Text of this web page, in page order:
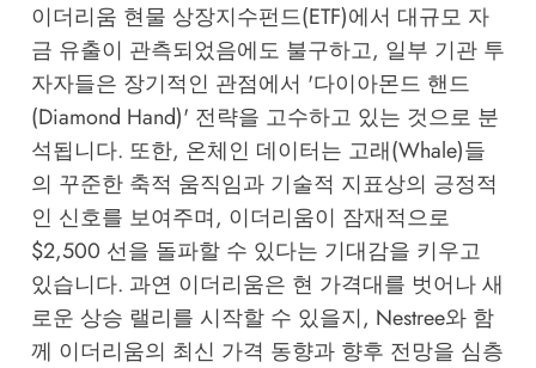
이더리움 현물 상장지수펀드(ETF)에서 대규모 자
금 유출이 관측되었음에도 불구하고, 일부 기관 투
자자들은 장기적인 관점에서 '다이아몬드 핸드
(Diamond Hand)' 전략을 고수하고 있는 것으로 분
석됩니다. 또한, 온체인 데이터는 고래(Whale)들
의 꾸준한 축적 움직임과 기술적 지표상의 긍정적
인 신호를 보여주며, 이더리움이 잠재적으로
$2,500 선을 돌파할 수 있다는 기대감을 키우고
있습니다. 과연 이더리움은 현 가격대를 벗어나 새
로운 상승 랠리를 시작할 수 있을지, Nestree와 함
께 이더리움의 최신 가격 동향과 향후 전망을 심층